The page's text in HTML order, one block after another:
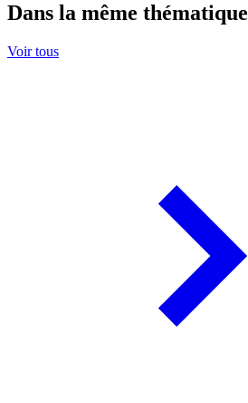
Dans la même thématique
Voir tous